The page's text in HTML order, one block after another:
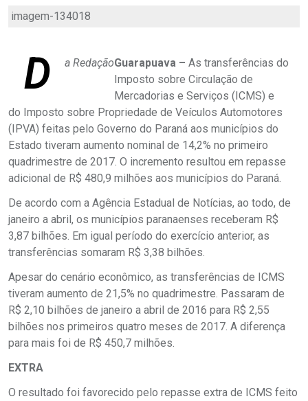
imagem-134018
D a RedaçãoGuarapuava – As transferências do
Imposto sobre Circulação de
Mercadorias e Serviços (ICMS) e
do Imposto sobre Propriedade de Veículos Automotores
(IPVA) feitas pelo Governo do Paraná aos municípios do
Estado tiveram aumento nominal de 14,2% no primeiro
quadrimestre de 2017. O incremento resultou em repasse
adicional de R$ 480,9 milhões aos municípios do Paraná.
De acordo com a Agência Estadual de Notícias, ao todo, de
janeiro a abril, os municípios paranaenses receberam R$
3,87 bilhões. Em igual período do exercício anterior, as
transferências somaram R$ 3,38 bilhões.
Apesar do cenário econômico, as transferências de ICMS
tiveram aumento de 21,5% no quadrimestre. Passaram de
R$ 2,10 bilhões de janeiro a abril de 2016 para R$ 2,55
bilhões nos primeiros quatro meses de 2017. A diferença
para mais foi de R$ 450,7 milhões.
EXTRA
O resultado foi favorecido pelo repasse extra de ICMS feito